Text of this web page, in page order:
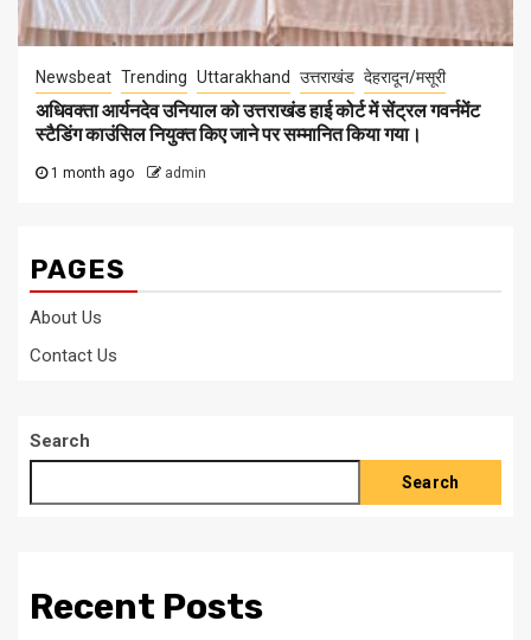
Newsbeat Trending Uttarakhand उत्तराखंड देहरादून/मसूरी
अधिवक्ता आर्यनदेव उनियाल को उत्तराखंड हाई कोर्ट में सेंट्रल गवर्नमेंट
स्टैडिंग काउंसिल नियुक्त किए जाने पर सम्मानित किया गया।
1 month ago admin
PAGES
About Us
Contact Us
Search
Search
Recent Posts